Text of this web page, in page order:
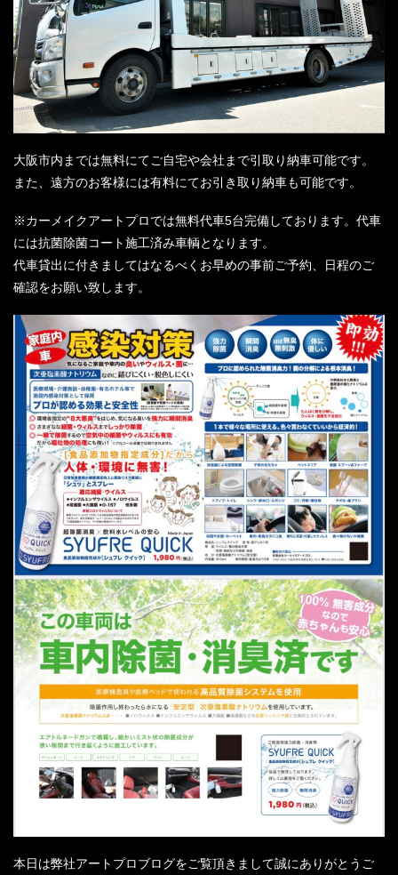
大阪市内までは無料にてご自宅や会社まで引取り納車可能です。
また、遠方のお客様には有料にてお引き取り納車も可能です。
※カーメイクアートプロでは無料代車5台完備しております。代車
には抗菌除菌コート施工済み車輌となります。
代車貸出に付きましてはなるべくお早めの事前ご予約、日程のご
確認をお願い致します。
本日は弊社アートプロブログをご覧頂きまして誠にありがとうご